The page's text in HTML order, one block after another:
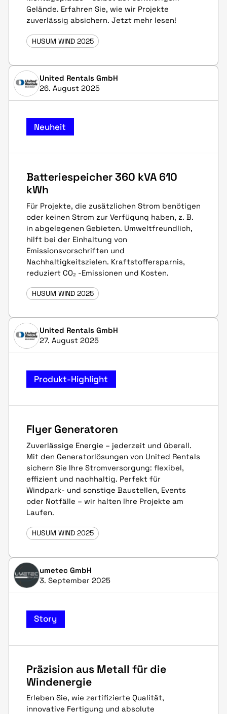
Gelände. Erfahren Sie, wie wir Projekte
zuverlässig absichern. Jetzt mehr lesen!
HUSUM WIND 2025
United Rentals GmbH
26. August 2025
Neuheit
Batteriespeicher 360 kVA 610
kWh
Für Projekte, die zusätzlichen Strom benötigen
oder keinen Strom zur Verfügung haben, z. B.
in abgelegenen Gebieten. Umweltfreundlich,
hilft bei der Einhaltung von
Emissionsvorschriften und
Nachhaltigkeitszielen. Kraftstoffersparnis,
reduziert CO₂ -Emissionen und Kosten.
HUSUM WIND 2025
United Rentals GmbH
27. August 2025
Produkt-Highlight
Flyer Generatoren
Zuverlässige Energie – jederzeit und überall.
Mit den Generatorlösungen von United Rentals
sichern Sie Ihre Stromversorgung: flexibel,
effizient und nachhaltig. Perfekt für
Windpark- und sonstige Baustellen, Events
oder Notfälle – wir halten Ihre Projekte am
Laufen.
HUSUM WIND 2025
umetec GmbH
3. September 2025
Story
Präzision aus Metall für die
Windenergie
Erleben Sie, wie zertifizierte Qualität,
innovative Fertigung und absolute